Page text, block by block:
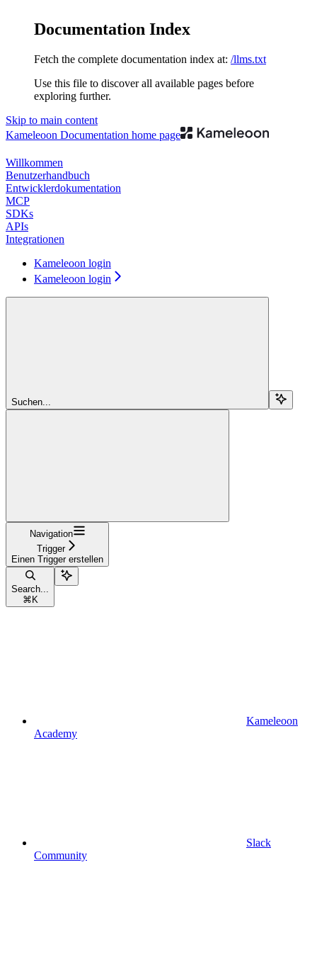
Documentation Index
Fetch the complete documentation index at: /llms.txt
Use this file to discover all available pages before
exploring further.
Skip to main content
Kameleoon Documentation home page
Willkommen
Benutzerhandbuch
Entwicklerdokumentation
MCP
SDKs
APIs
Integrationen
Kameleoon login
Kameleoon login
Suchen...
Navigation
Trigger
Einen Trigger erstellen
Search...
⌘ K
Kameleoon
Academy
Slack
Community